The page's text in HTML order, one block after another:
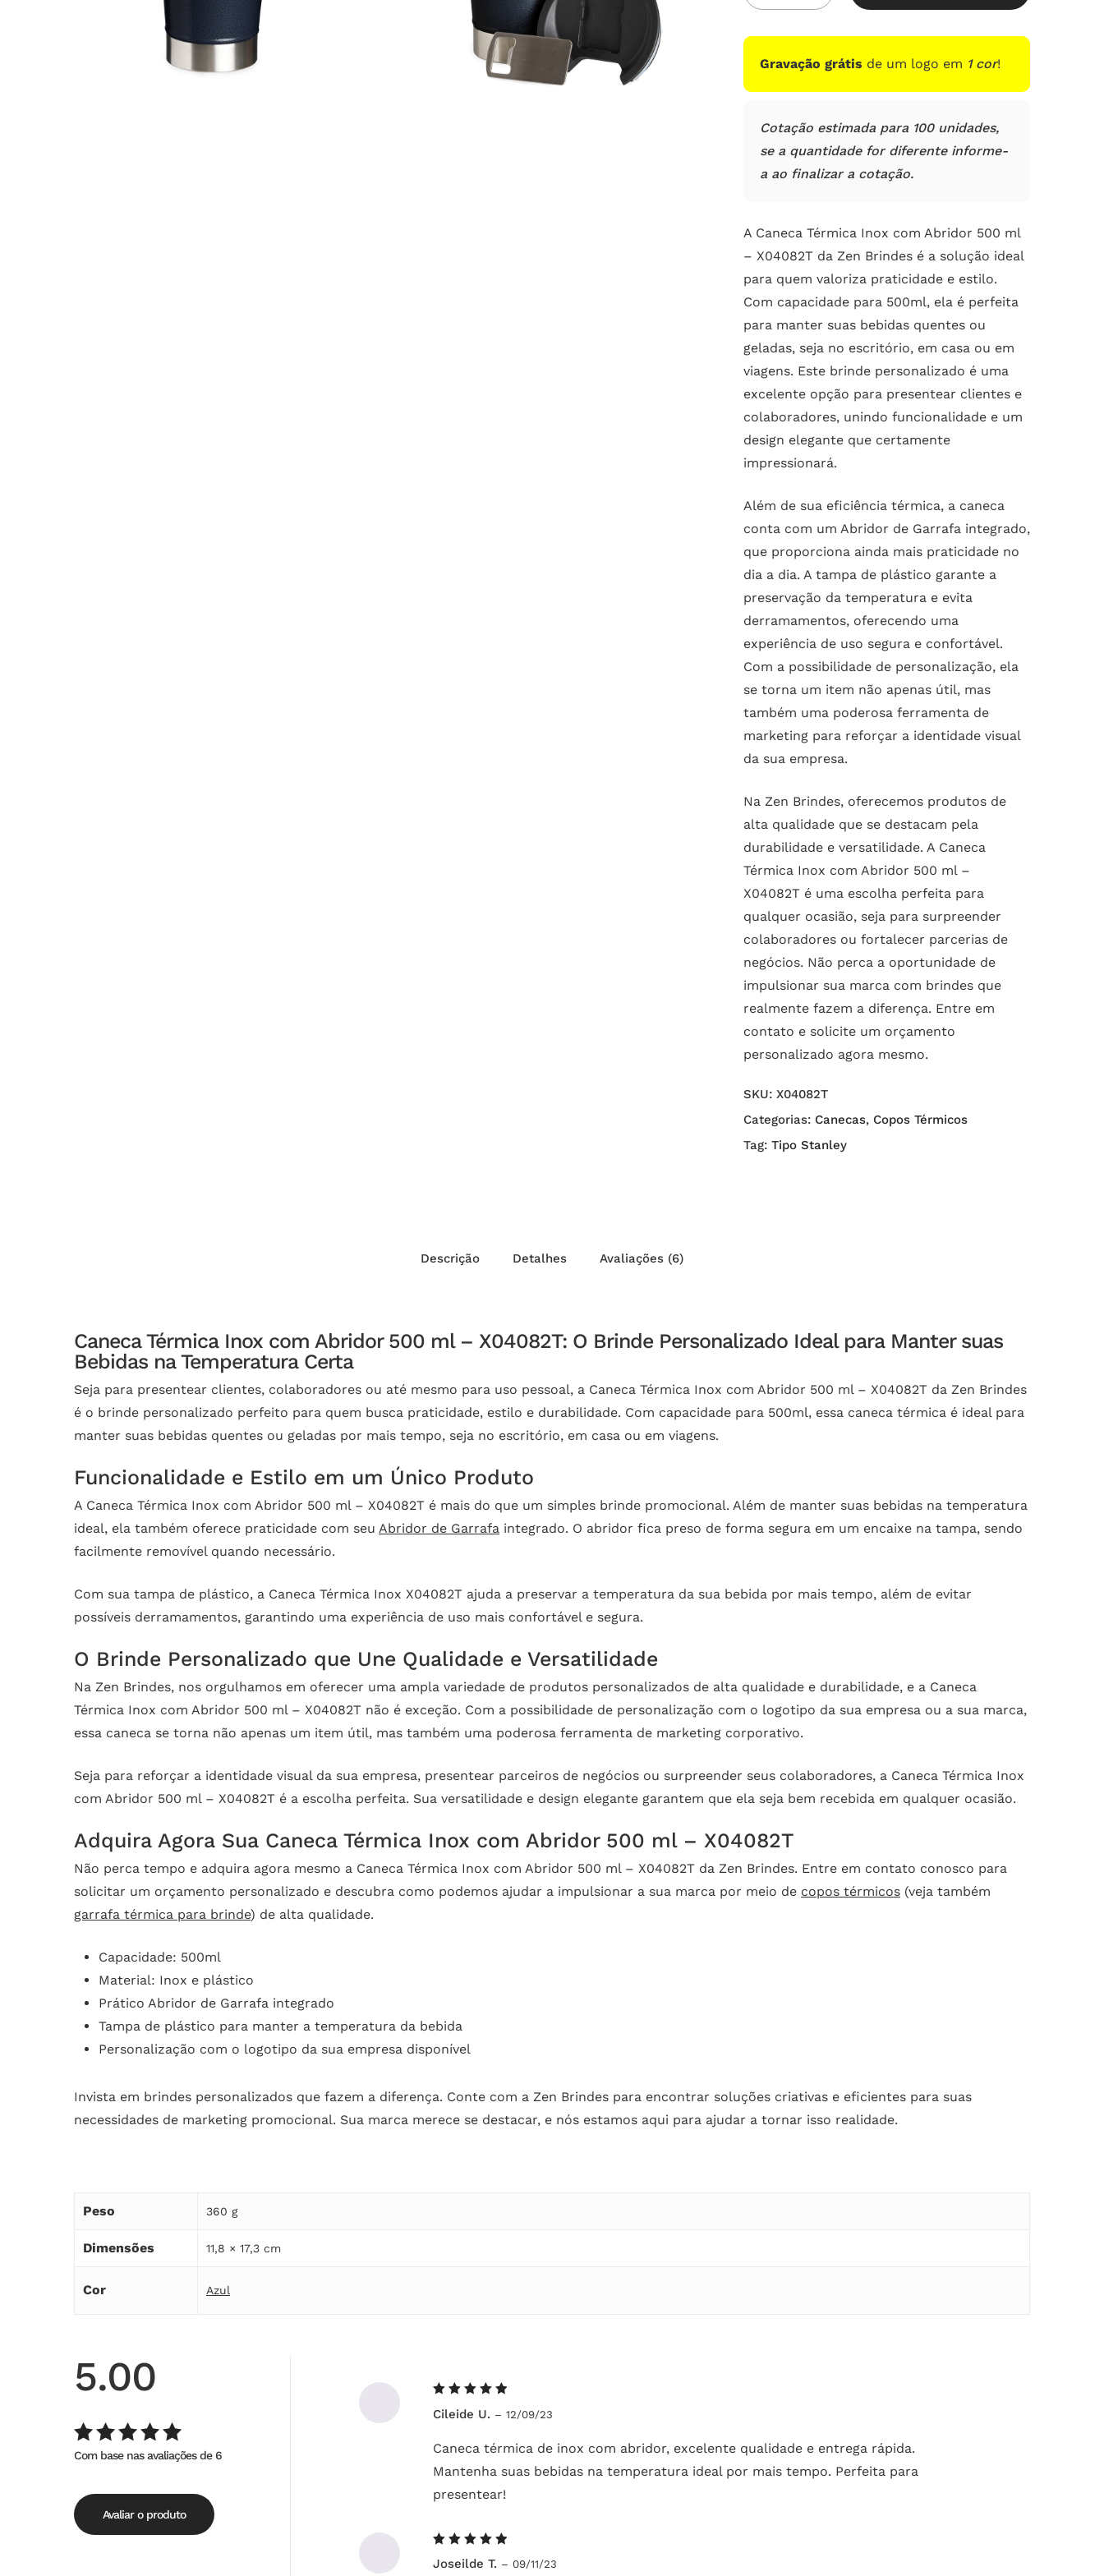
em
clientes
Gravação grátis de um logo em 1 cor!
Cotação estimada para 100 unidades,
se a quantidade for diferente informe-
a ao finalizar a cotação.
A Caneca Térmica Inox com Abridor 500 ml
– X04082T da Zen Brindes é a solução ideal
para quem valoriza praticidade e estilo.
Com capacidade para 500ml, ela é perfeita
para manter suas bebidas quentes ou
geladas, seja no escritório, em casa ou em
viagens. Este brinde personalizado é uma
excelente opção para presentear clientes e
colaboradores, unindo funcionalidade e um
design elegante que certamente
impressionará.
Além de sua eficiência térmica, a caneca
conta com um Abridor de Garrafa integrado,
que proporciona ainda mais praticidade no
dia a dia. A tampa de plástico garante a
preservação da temperatura e evita
derramamentos, oferecendo uma
experiência de uso segura e confortável.
Com a possibilidade de personalização, ela
se torna um item não apenas útil, mas
também uma poderosa ferramenta de
marketing para reforçar a identidade visual
da sua empresa.
Na Zen Brindes, oferecemos produtos de
alta qualidade que se destacam pela
durabilidade e versatilidade. A Caneca
Térmica Inox com Abridor 500 ml –
X04082T é uma escolha perfeita para
qualquer ocasião, seja para surpreender
colaboradores ou fortalecer parcerias de
negócios. Não perca a oportunidade de
impulsionar sua marca com brindes que
realmente fazem a diferença. Entre em
contato e solicite um orçamento
personalizado agora mesmo.
SKU: X04082T
Categorias: Canecas, Copos Térmicos
Tag: Tipo Stanley
Descrição Detalhes Avaliações (6)
Caneca Térmica Inox com Abridor 500 ml – X04082T: O Brinde Personalizado Ideal para Manter suas
Bebidas na Temperatura Certa
Seja para presentear clientes, colaboradores ou até mesmo para uso pessoal, a Caneca Térmica Inox com Abridor 500 ml – X04082T da Zen Brindes
é o brinde personalizado perfeito para quem busca praticidade, estilo e durabilidade. Com capacidade para 500ml, essa caneca térmica é ideal para
manter suas bebidas quentes ou geladas por mais tempo, seja no escritório, em casa ou em viagens.
Funcionalidade e Estilo em um Único Produto
A Caneca Térmica Inox com Abridor 500 ml – X04082T é mais do que um simples brinde promocional. Além de manter suas bebidas na temperatura
ideal, ela também oferece praticidade com seu Abridor de Garrafa integrado. O abridor fica preso de forma segura em um encaixe na tampa, sendo
facilmente removível quando necessário.
Com sua tampa de plástico, a Caneca Térmica Inox X04082T ajuda a preservar a temperatura da sua bebida por mais tempo, além de evitar
possíveis derramamentos, garantindo uma experiência de uso mais confortável e segura.
O Brinde Personalizado que Une Qualidade e Versatilidade
Na Zen Brindes, nos orgulhamos em oferecer uma ampla variedade de produtos personalizados de alta qualidade e durabilidade, e a Caneca
Térmica Inox com Abridor 500 ml – X04082T não é exceção. Com a possibilidade de personalização com o logotipo da sua empresa ou a sua marca,
essa caneca se torna não apenas um item útil, mas também uma poderosa ferramenta de marketing corporativo.
Seja para reforçar a identidade visual da sua empresa, presentear parceiros de negócios ou surpreender seus colaboradores, a Caneca Térmica Inox
com Abridor 500 ml – X04082T é a escolha perfeita. Sua versatilidade e design elegante garantem que ela seja bem recebida em qualquer ocasião.
Adquira Agora Sua Caneca Térmica Inox com Abridor 500 ml – X04082T
Não perca tempo e adquira agora mesmo a Caneca Térmica Inox com Abridor 500 ml – X04082T da Zen Brindes. Entre em contato conosco para
solicitar um orçamento personalizado e descubra como podemos ajudar a impulsionar a sua marca por meio de copos térmicos (veja também
garrafa térmica para brinde) de alta qualidade.
Capacidade: 500ml
Material: Inox e plástico
Prático Abridor de Garrafa integrado
Tampa de plástico para manter a temperatura da bebida
Personalização com o logotipo da sua empresa disponível
Invista em brindes personalizados que fazem a diferença. Conte com a Zen Brindes para encontrar soluções criativas e eficientes para suas
necessidades de marketing promocional. Sua marca merece se destacar, e nós estamos aqui para ajudar a tornar isso realidade.
Peso 360 g
Dimensões 11,8 × 17,3 cm
Cor Azul
5.00
Avaliação
5
Com base nas avaliações de 6
Avaliar o produto
5de 5
Cileide U. – 12/09/23
Caneca térmica de inox com abridor, excelente qualidade e entrega rápida.
Mantenha suas bebidas na temperatura ideal por mais tempo. Perfeita para
presentear!
5de 5
Joseilde T. – 09/11/23